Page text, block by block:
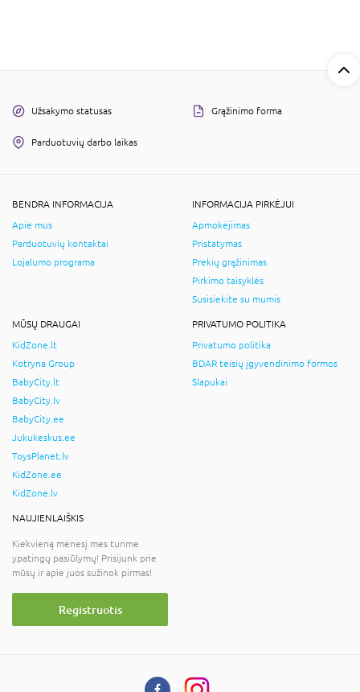
Užsakymo statusas Grąžinimo forma
Parduotuvių darbo laikas
BENDRA INFORMACIJA
Apie mus
Parduotuvių kontaktai
Lojalumo programa
INFORMACIJA PIRKĖJUI
Apmokėjimas
Pristatymas
Prekių grąžinimas
Pirkimo taisyklės
Susisiekite su mumis
MŪSŲ DRAUGAI
KidZone.lt
Kotryna Group
BabyCity.lt
BabyCity.lv
BabyCity.ee
Jukukeskus.ee
ToysPlanet.lv
KidZone.ee
KidZone.lv
PRIVATUMO POLITIKA
Privatumo politika
BDAR teisių įgyvendinimo formos
Slapukai
NAUJIENLAIŠKIS
Kiekvieną mėnesį mes turime
ypatingų pasiūlymų! Prisijunk prie
mūsų ir apie juos sužinok pirmas!
Registruotis